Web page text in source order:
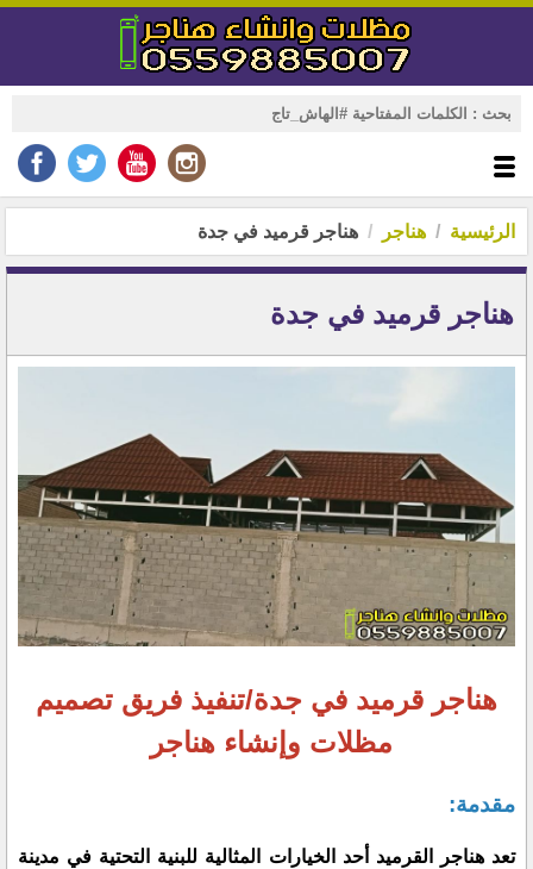
الرئيسية هناجر هناجر قرميد في جدة
هناجر قرميد في جدة
هناجر قرميد في جدة/تنفيذ فريق تصميم
مظلات وإنشاء هناجر
مقدمة:
تعد هناجر القرميد أحد الخيارات المثالية للبنية التحتية في مدينة